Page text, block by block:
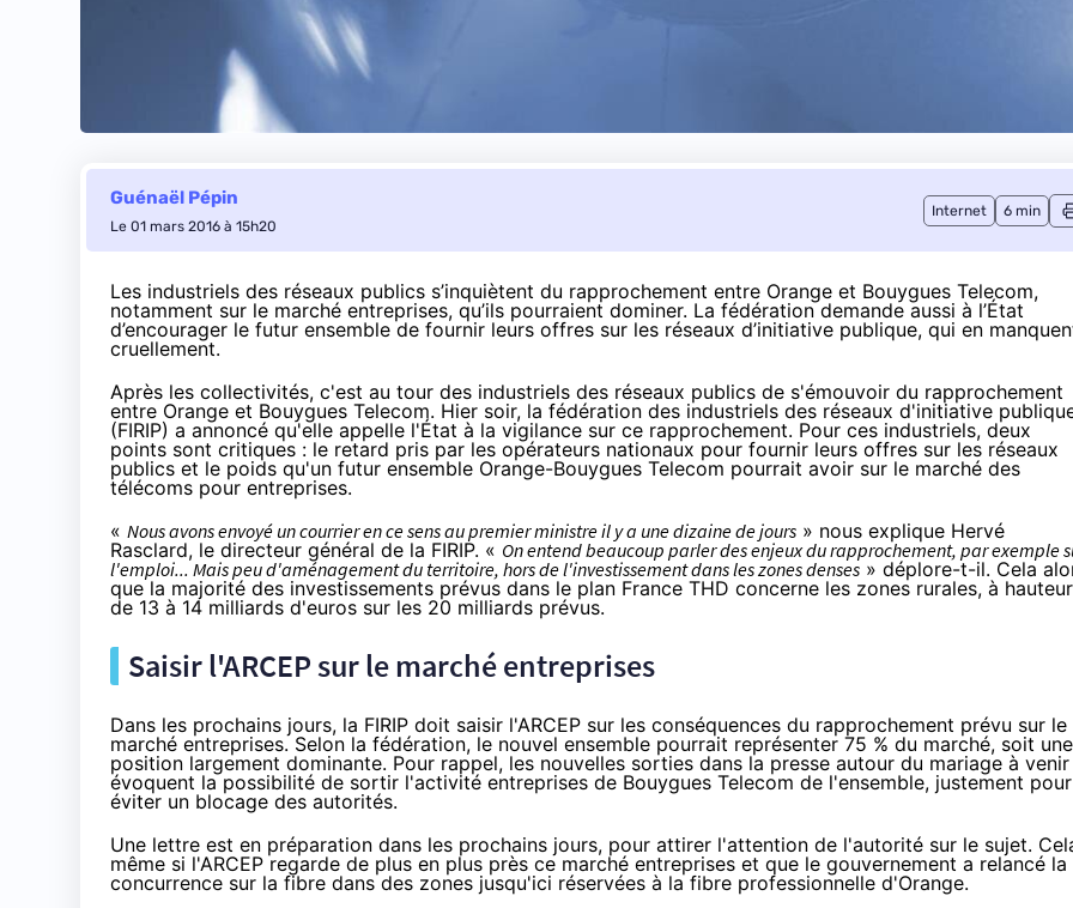
Guénaël Pépin
Le 01 mars 2016 à 15h20
Internet 6 min
Les industriels des réseaux publics s’inquiètent du rapprochement entre Orange et Bouygues Telecom,
notamment sur le marché entreprises, qu’ils pourraient dominer. La fédération demande aussi à l’État
d’encourager le futur ensemble de fournir leurs offres sur les réseaux d’initiative publique, qui en
cruellement.
Après les collectivités, c'est au tour des industriels des réseaux publics de s'émouvoir du rapprochement
entre Orange et Bouygues Telecom. Hier soir, la fédération des industriels des réseaux d'initiative
(FIRIP) a annoncé qu'elle appelle l'État à la vigilance sur ce rapprochement. Pour ces industriels, deux
points sont critiques : le retard pris par les opérateurs nationaux pour fournir leurs offres sur les réseaux
publics et le poids qu'un futur ensemble Orange-Bouygues Telecom pourrait avoir sur le marché des
télécoms pour entreprises.
« Nous avons envoyé un courrier en ce sens au premier ministre il y a une dizaine de jours » nous explique Hervé
Rasclard, le directeur général de la FIRIP. « On entend beaucoup parler des enjeux du rapprochement, par exemple
l'emploi... Mais peu d'aménagement du territoire, hors de l'investissement dans les zones denses » déplore-t-il. Cela
que la majorité des investissements prévus dans le plan France THD concerne les zones rurales, à hauteur
de 13 à 14 milliards d'euros sur les 20 milliards prévus.
Saisir l'ARCEP sur le marché entreprises
Dans les prochains jours, la FIRIP doit saisir l'ARCEP sur les conséquences du rapprochement prévu sur le
marché entreprises. Selon la fédération, le nouvel ensemble pourrait représenter 75 % du marché, soit une
position largement dominante. Pour rappel, les nouvelles sorties dans la presse autour du mariage à venir
évoquent la possibilité de sortir l'activité entreprises de Bouygues Telecom de l'ensemble, justement pour
éviter un blocage des autorités.
Une lettre est en préparation dans les prochains jours, pour attirer l'attention de l'autorité sur le sujet.
même si l'ARCEP regarde de plus en plus près ce marché entreprises et que le gouvernement a relancé la
concurrence sur la fibre dans des zones jusqu'ici réservées à la fibre professionnelle d'Orange.